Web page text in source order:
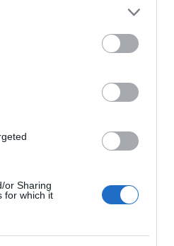
or Sharing
for which it